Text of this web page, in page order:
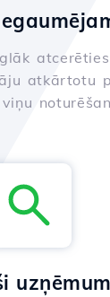
atkārtotu